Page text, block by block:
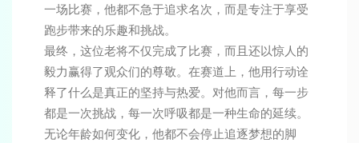
一场比赛，他都不急于追求名次，而是专注于享受
跑步带来的乐趣和挑战。
最终，这位老将不仅完成了比赛，而且还以惊人的
毅力赢得了观众们的尊敬。在赛道上，他用行动诠
释了什么是真正的坚持与热爱。对他而言，每一步
都是一次挑战，每一次呼吸都是一种生命的延续。
无论年龄如何变化，他都不会停止追逐梦想的脚